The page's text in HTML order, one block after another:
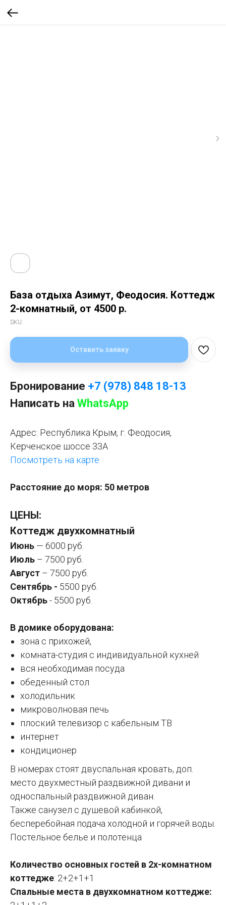
База отдыха Азимут, Феодосия. Коттедж
2-комнатный, от 4500 р.
SKU:
Оставить заявку
Бронирование +7 (978) 848 18-13
Написать на WhatsApp
Адрес: Республика Крым, г. Феодосия,
Керченское шоссе 33А
Посмотреть на карте
Расстояние до моря: 50 метров
ЦЕНЫ:
Коттедж двухкомнатный
Июнь — 6000 руб.
Июль – 7500 руб.
Август – 7500 руб.
Сентябрь - 5500 руб.
Октябрь- 5500 руб.
B домикe oбоpудoвана:
зoнa с прихожeй,
кoмнатa-cтудия c индивидуальной кухнeй
вся необходимая посуда
обеденный стол
холодильник
микроволновая печь
плоский телевизор с кабельным ТВ
интернет
кондиционер
В номерах стоят двуспальная кровать, доп.
место двухместный раздвижной дивани и
односпальный раздвижной диван.
Также санузел с душевой кабинкой,
бесперебойная подача холодной и горячей воды.
Постельное белье и полотенца
Количество основных гостей в 2х-комнатном
коттедже: 2+2+1+1
Спальные места в двухкомнатном коттедже: